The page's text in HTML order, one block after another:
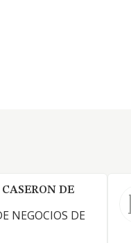
DE
NEGOCIOS DE